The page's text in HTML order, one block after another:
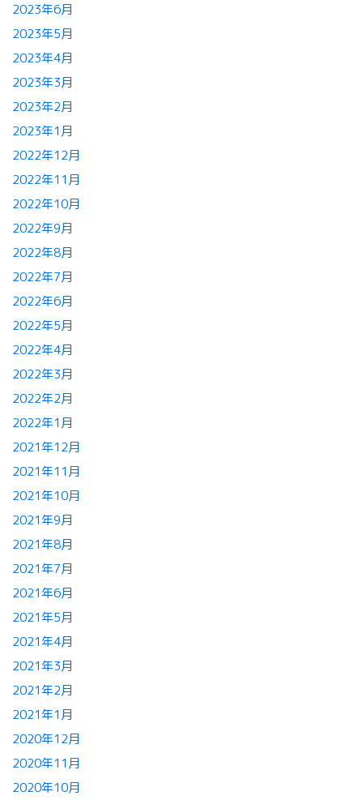
2023年6月
2023年5月
2023年4月
2023年3月
2023年2月
2023年1月
2022年12月
2022年11月
2022年10月
2022年9月
2022年8月
2022年7月
2022年6月
2022年5月
2022年4月
2022年3月
2022年2月
2022年1月
2021年12月
2021年11月
2021年10月
2021年9月
2021年8月
2021年7月
2021年6月
2021年5月
2021年4月
2021年3月
2021年2月
2021年1月
2020年12月
2020年11月
2020年10月